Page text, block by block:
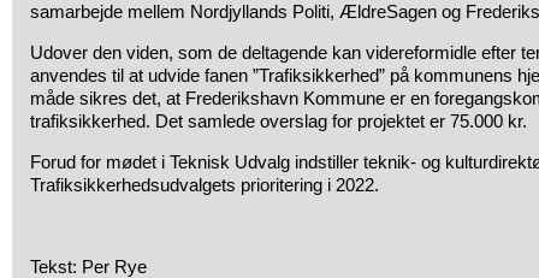
samarbejde mellem Nordjyllands Politi, ÆldreSagen og
Udover den viden, som de deltagende kan videreformidle efter
anvendes til at udvide fanen ”Trafiksikkerhed” på kommunens
måde sikres det, at Frederikshavn Kommune er en
trafiksikkerhed. Det samlede overslag for projektet er 75.000 kr.
Forud for mødet i Teknisk Udvalg indstiller teknik- og
Trafiksikkerhedsudvalgets prioritering i 2022.
Tekst: Per Rye